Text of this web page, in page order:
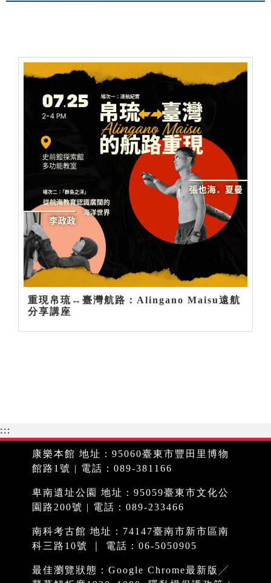
重現帛琉↔臺灣航路：Alingano Maisu遠航
分享講座
:::
康樂本館 地址：95060臺東市豐田里博物
館路1號 | 電話：089-381166
卑南遺址公園 地址：95059臺東市文化公
園路200號 | 電話：089-233466
南科考古館 地址：74147臺南市新市區南
科三路10號 ｜ 電話：06-5050905
最佳瀏覽狀態：Google Chrome最新版╱